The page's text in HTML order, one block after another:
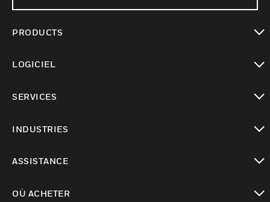
PRODUCTS
LOGICIEL
SERVICES
INDUSTRIES
ASSISTANCE
OÙ ACHETER